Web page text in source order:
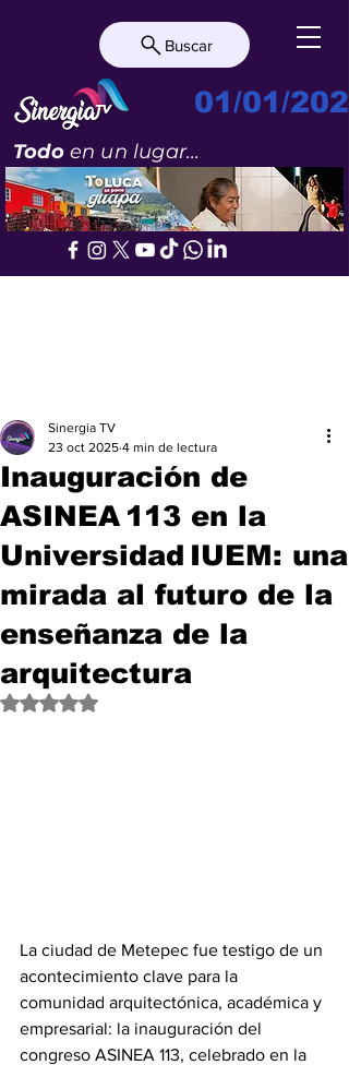
Buscar
01/01/
Todoen un lugar...
Inauguración de
ASINEA 113 en la
Universidad IUEM: una
mirada al futuro de la
enseñanza de la
arquitectura
Sinergia TV
23 oct 2025 4 min de lectura
Obtuvo NaN de 5 estrellas.
La ciudad de Metepec fue testigo de un
acontecimiento clave para la
comunidad arquitectónica, académica y
empresarial: la inauguración del
congreso ASINEA 113, celebrado en la